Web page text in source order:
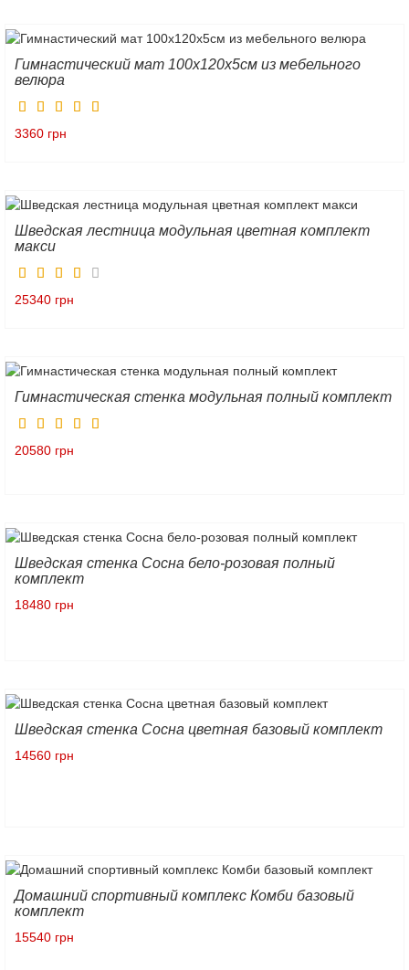
Гимнастический мат 100х120х5см из мебельного
велюра
3360 грн
Шведская лестница модульная цветная комплект
макси
25340 грн
Гимнастическая стенка модульная полный комплект
20580 грн
Шведская стенка Сосна бело-розовая полный
комплект
18480 грн
Шведская стенка Сосна цветная базовый комплект
14560 грн
Домашний спортивный комплекс Комби базовый
комплект
15540 грн